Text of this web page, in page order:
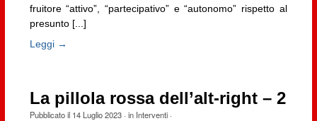
fruitore “attivo”, “partecipativo” e “autonomo” rispetto al
presunto [...]
Leggi →
La pillola rossa dell’alt-right – 2
Pubblicato il 14 Luglio 2023· in Interventi·